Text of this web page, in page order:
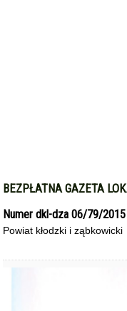
BEZPŁATNA GAZETA
Numer dkl-dza 06/79/2015
Powiat kłodzki i ząbkowicki